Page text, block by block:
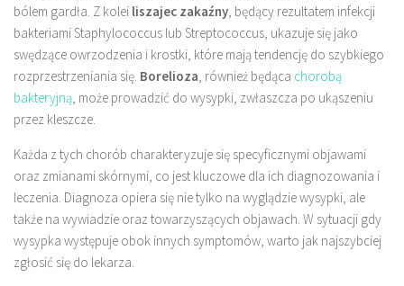
bólem gardła. Z kolei liszajec zakaźny, będący rezultatem infekcji
bakteriami Staphylococcus lub Streptococcus, ukazuje się jako
swędzące owrzodzenia i krostki, które mają tendencję do szybkiego
rozprzestrzeniania się. Borelioza, również będąca chorobą
bakteryjną, może prowadzić do wysypki, zwłaszcza po ukąszeniu
przez kleszcze.
Każda z tych chorób charakteryzuje się specyficznymi objawami
oraz zmianami skórnymi, co jest kluczowe dla ich diagnozowania i
leczenia. Diagnoza opiera się nie tylko na wyglądzie wysypki, ale
także na wywiadzie oraz towarzyszących objawach. W sytuacji gdy
wysypka występuje obok innych symptomów, warto jak najszybciej
zgłosić się do lekarza.